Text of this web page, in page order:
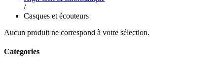
/
Casques et écouteurs
Aucun produit ne correspond à votre sélection.
Categories